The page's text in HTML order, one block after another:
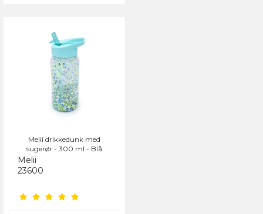
Melii drikkedunk med
sugerør - 300 ml - Blå
Melii
23600